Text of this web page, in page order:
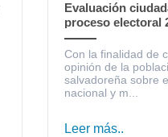
Evaluación
proceso electoral
expectativas sobre
gestión
legislativa y
Con la finalidad de
opinión de la
salvadoreña sobre
nacional y m...
Leer más..